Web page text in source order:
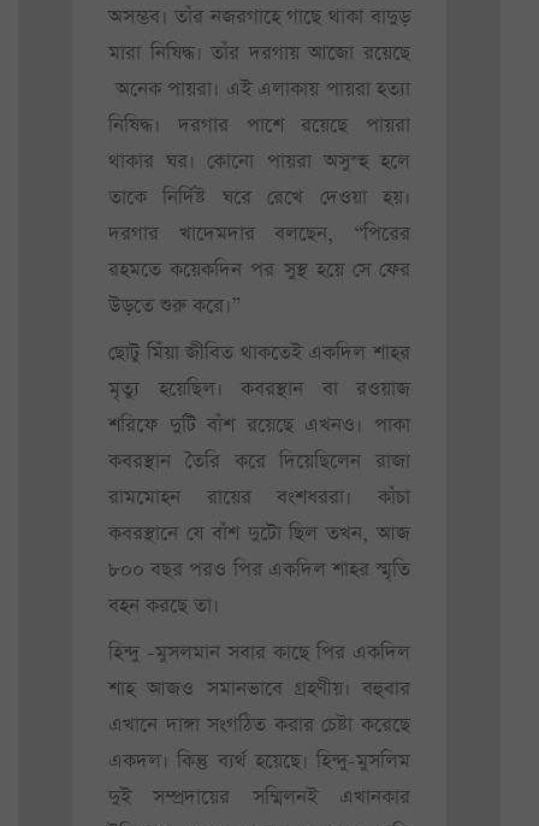
অসম্ভব। তাঁর নজরগাহে গাছে থাকা বাদুড়
মারা নিষিদ্ধ। তাঁর দরগায় আজো রয়েছে
অনেক পায়রা। এই এলাকায় পায়রা হত্যা
নিষিদ্ধ। দরগার পাশে রয়েছে পায়রা
থাকার ঘর। কোনো পায়রা অসুস্হ হলে
তাকে নির্দিষ্ট ঘরে রেখে দেওয়া হয়।
দরগার খাদেমদার বলছেন, “পিরের
রহমতে কয়েকদিন পর সুস্থ হয়ে সে ফের
উড়তে শুরু করে।”
ছোটু মিঁয়া জীবিত থাকতেই একদিল শাহর
মৃত্যু হয়েছিল। কবরস্থান বা রওয়াজ
শরিফে দুটি বাঁশ রয়েছে এখনও। পাকা
কবরস্থান তৈরি করে দিয়েছিলেন রাজা
রামমোহন রায়ের বংশধররা। কাঁচা
কবরস্থানে যে বাঁশ দুটো ছিল তখন, আজ
৮০০ বছর পরও পির একদিল শাহর স্মৃতি
বহন করছে তা।
হিন্দু -মুসলমান সবার কাছে পির একদিল
শাহ আজও সমানভাবে গ্রহণীয়। বহুবার
এখানে দাঙ্গা সংগঠিত করার চেষ্টা করেছে
একদল। কিন্তু ব্যর্থ হয়েছে। হিন্দু-মুসলিম
দুই সম্প্রদায়ের সম্মিলনই এখানকার